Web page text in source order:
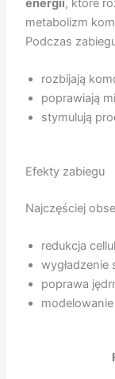
energii, które
metabolizm
Podczas
rozbijają
poprawiają
stymulują
Efekty zabiegu
Najczęściej
redukcja
wygładzenie
poprawa